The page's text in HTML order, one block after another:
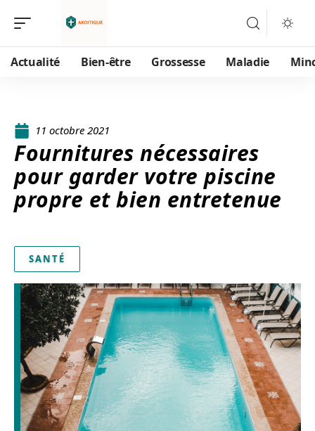
Actualité Bien-être Grossesse Maladie
11 octobre 2021
Fournitures nécessaires
pour garder votre piscine
propre et bien entretenue
SANTÉ